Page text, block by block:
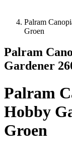
Palram
Groen
Palram
Gardener
Palram
Hobby
Groen